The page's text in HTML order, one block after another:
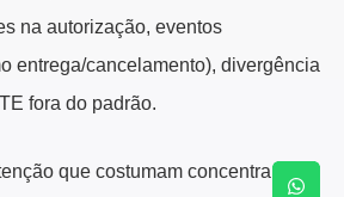
na autorização, eventos
entrega/cancelamento), divergência
fora do padrão.
que costumam concentrar